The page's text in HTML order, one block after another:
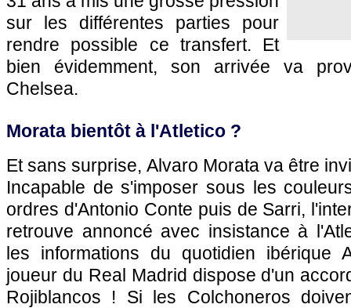
sur les différentes parties pour
rendre possible ce transfert. Et
bien évidemment, son arrivée va
Chelsea.
Morata bientôt à l'Atletico ?
Et sans surprise, Alvaro Morata va être
Incapable de s'imposer sous les
ordres d'Antonio Conte puis de Sarri,
retrouve annoncé avec insistance à
les informations du quotidien ibérique
joueur du Real Madrid dispose d'un
Rojiblancos ! Si les Colchoneros